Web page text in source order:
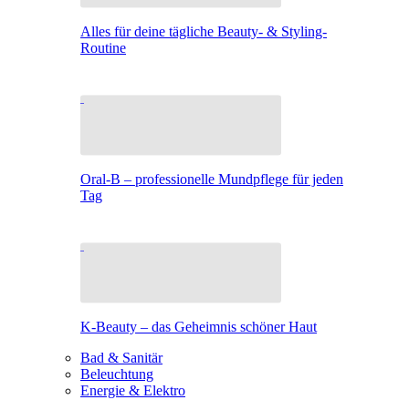
Alles für deine tägliche Beauty- & Styling-
Routine
Oral-B – professionelle Mundpflege für jeden
Tag
K-Beauty – das Geheimnis schöner Haut
Bad & Sanitär
Beleuchtung
Energie & Elektro